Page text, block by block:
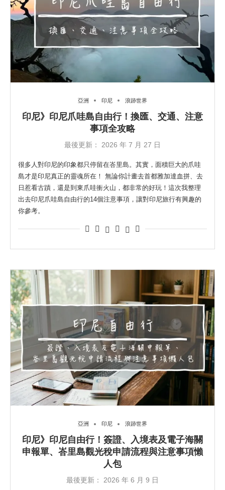
亞洲 印尼 浪跡世界
印尼》印尼爪哇島自由行！換匯、交通、注意
事項全攻略
最後更新： 2026 年 7 月 27 日
很多人對印尼的印象都只停留在峇里島。其實，面積巨大的爪哇
島才是印尼真正的靈魂所在！ 無論你計畫去首都雅加達血拼、去
日惹看古蹟，還是到東爪哇衝火山，都非常的好玩！這次我整理
出去印尼爪哇島自由行的14個注意事項，讓對印尼旅行有興趣的
你參考。
亞洲 印尼 浪跡世界
印尼》印尼自由行！簽證、入境表及電子海關
申報單、峇里島觀光稅申請流程與注意事項懶
人包
最後更新： 2026 年 6 月 9 日